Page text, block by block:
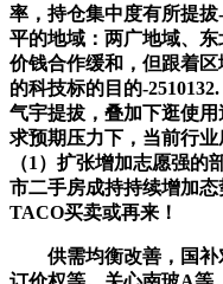
率，持仓集中度有所提
平的地域：两广地域、
价钱合作缓和，但跟着
的科技标的目的-
气宇提拔，叠加下逛使
求预期压力下，当前行
（1）扩张增加志愿强
市二手房成持持续增加
TACO买卖或再来！
供需均衡改善，国补